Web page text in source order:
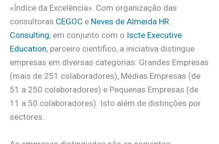
«Índice da Excelência». Com organização das
consultoras CEGOC e Neves de Almeida HR
Consulting, em conjunto com o Iscte Executive
Education, parceiro científico, a iniciativa distingue
empresas em diversas categorias: Grandes Empresas
(mais de 251 colaboradores), Médias Empresas (de
51 a 250 colaboradores) e Pequenas Empresas (de
11 a 50 colaboradores). Isto além de distinções por
sectores.